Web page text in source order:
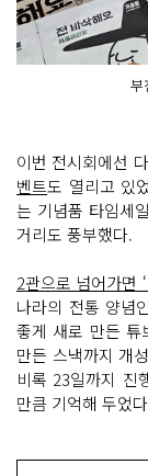
부
이번 전시회에선
벤트도 열리고 있
는 기념품 타임세
거리도 풍부했다.
2관으로 넘어가면
나라의 전통 양념
좋게 새로 만든 튜
만든 스낵까지 개
비록 23일까지 진
만큼 기억해 두었